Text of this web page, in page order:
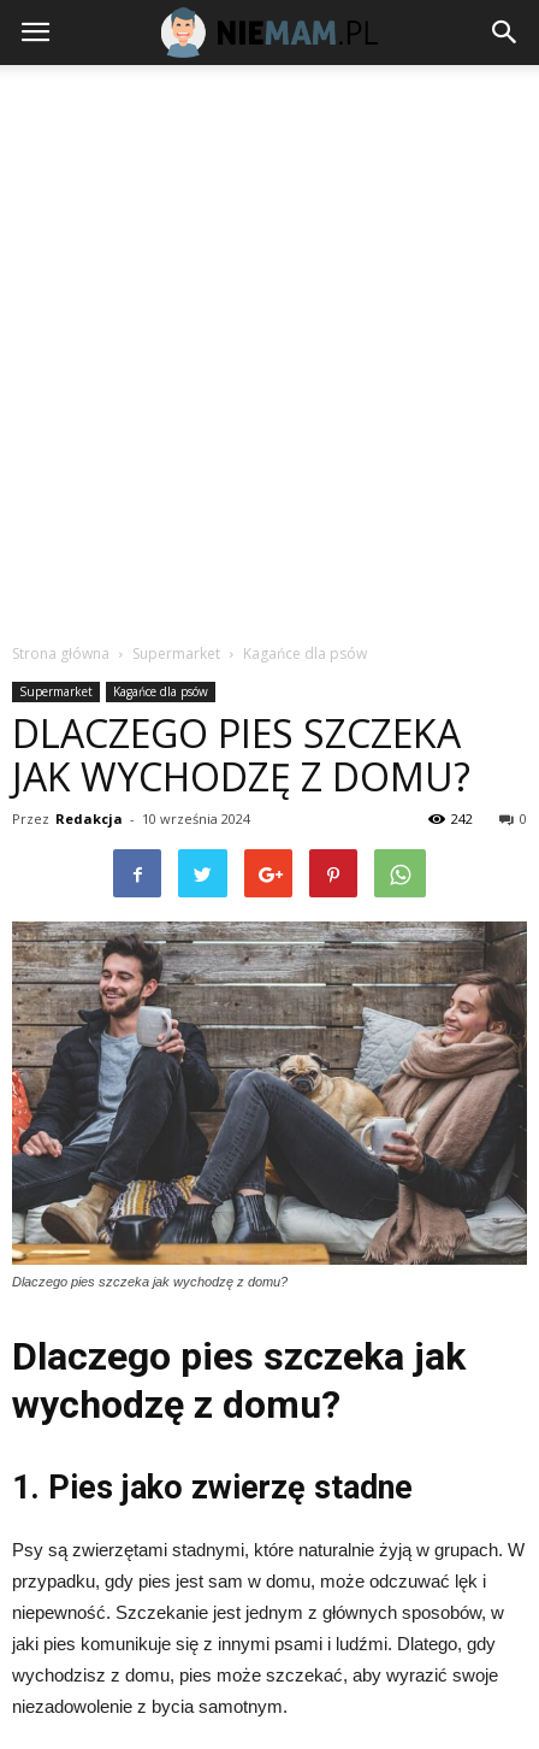
Strona główna Supermarket Kagańce dla psów
Supermarket Kagańce dla psów
DLACZEGO PIES SZCZEKA
JAK WYCHODZĘ Z DOMU?
Przez Redakcja - 10 września 2024 0
242
Dlaczego pies szczeka jak wychodzę z domu?
Dlaczego pies szczeka jak
wychodzę z domu?
1. Pies jako zwierzę stadne
Psy są zwierzętami stadnymi, które naturalnie żyją w grupach. W
przypadku, gdy pies jest sam w domu, może odczuwać lęk i
niepewność. Szczekanie jest jednym z głównych sposobów, w
jaki pies komunikuje się z innymi psami i ludźmi. Dlatego, gdy
wychodzisz z domu, pies może szczekać, aby wyrazić swoje
niezadowolenie z bycia samotnym.